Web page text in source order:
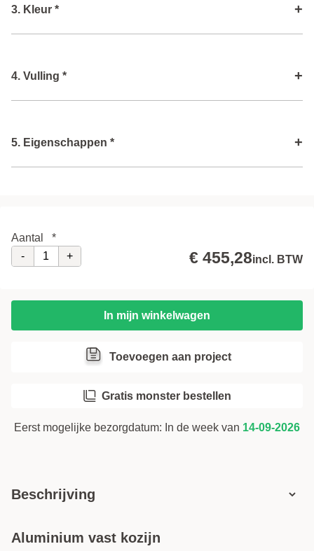
Beschrijving
Aluminium vast kozijn
Aanslag
3. Kleur * +
Kleur buitenzijde
Kleur binnenzijde
4. Vulling * +
5. Eigenschappen * +
Voorboren (gratis)
Aantal
*
-
+ € 455,28incl. BTW
In mijn winkelwagen
Toevoegen aan project
Gratis monster bestellen
Eerst mogelijke bezorgdatum: In de week van 14-09-2026